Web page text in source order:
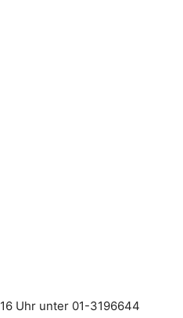
16 Uhr unter 01-3196644